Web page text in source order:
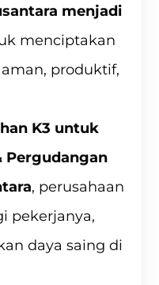
menjadi
menciptakan
produktif,
K3 untuk
Pergudangan
, perusahaan
pekerjanya,
daya saing di